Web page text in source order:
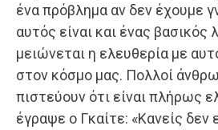
ένα πρόβλημα αν δεν έχουμε
αυτός είναι και ένας βασικός
μειώνεται η ελευθερία με
στον κόσμο μας. Πολλοί
πιστεύουν ότι είναι πλήρως
έγραψε ο Γκαίτε: «Κανείς δεν